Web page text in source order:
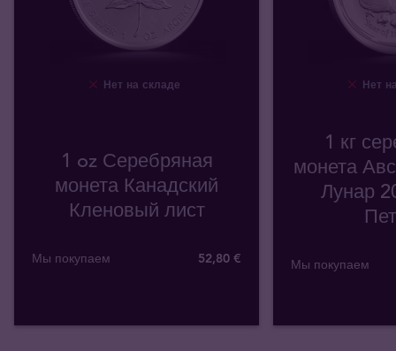
Нет на складе
1 oz Серебряная
монета Канадский
Кленовый лист
Мы покупаем 52,80 €
Нет
1 кг
монета
Лунар
Мы покупаем